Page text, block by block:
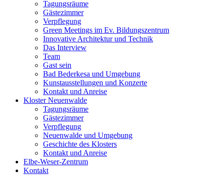
Tagungsräume
Gästezimmer
Verpflegung
Green Meetings im Ev. Bildungszentrum
Innovative Architektur und Technik
Das Interview
Team
Gast sein
Bad Bederkesa und Umgebung
Kunstausstellungen und Konzerte
Kontakt und Anreise
Kloster Neuenwalde
Tagungsräume
Gästezimmer
Verpflegung
Neuenwalde und Umgebung
Geschichte des Klosters
Kontakt und Anreise
Elbe-Weser-Zentrum
Kontakt